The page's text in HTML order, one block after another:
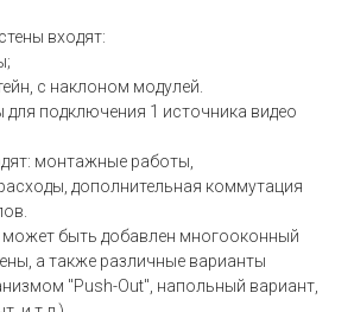
входят:
с наклоном модулей.
для подключения 1 источника видео
монтажные работы,
дополнительная коммутация
быть добавлен многооконный
а также различные варианты
"Push-Out", напольный вариант,